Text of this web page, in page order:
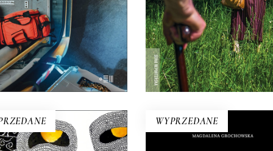
E-BOOK DO
KOSZYKA
KSIĄŻKA DO
KOSZYKA
KSIĄŻKA DO
KOSZYKA
ŚWIATŁO
WYPRZEDANE